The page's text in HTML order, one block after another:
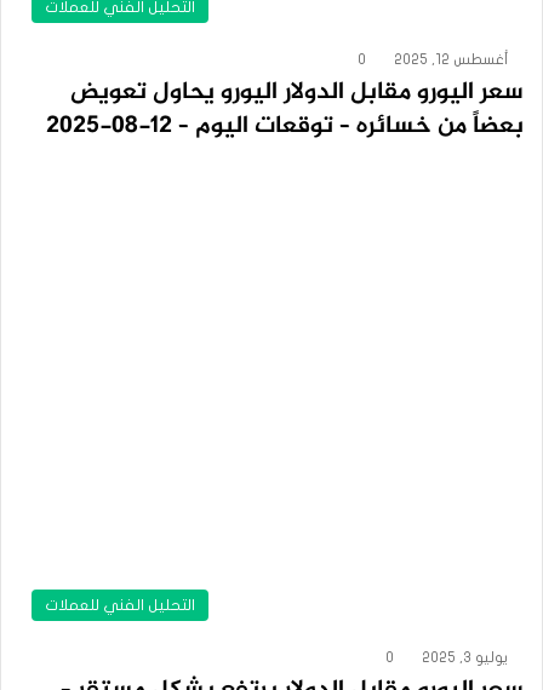
التحليل الفني للعملات
أغسطس 12, 2025 0
سعر اليورو مقابل الدولار اليورو يحاول تعويض
بعضاً من خسائره – توقعات اليوم – 12-08-2025
التحليل الفني للعملات
يوليو 3, 2025 0